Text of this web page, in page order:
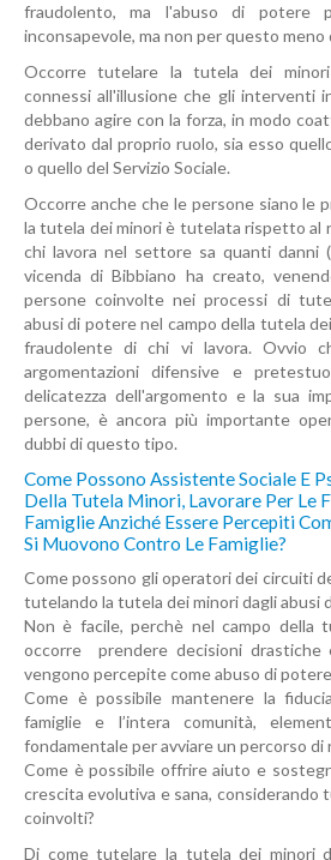
fraudolento, ma l'abuso di potere
inconsapevole, ma non per questo meno
Occorre tutelare la tutela dei
connessi all'illusione che gli interventi
debbano agire con la forza, in modo
derivato dal proprio ruolo, sia esso
o quello del Servizio Sociale.
Occorre anche che le persone siano le
la tutela dei minori è tutelata rispetto al
chi lavora nel settore sa quanti danni
vicenda di Bibbiano ha creato,
persone coinvolte nei processi di
abusi di potere nel campo della tutela
fraudolente di chi vi lavora. Ovvio
argomentazioni difensive e
delicatezza dell'argomento e la sua
persone, è ancora più importante
dubbi di questo tipo.
Come Possono Assistente Sociale E
Della Tutela Minori, Lavorare Per Le
Famiglie Anziché Essere Percepiti
Si Muovono Contro Le Famiglie?
Come possono gli operatori dei circuiti
tutelando la tutela dei minori dagli abusi
Non è facile, perchè nel campo della
occorre prendere decisioni drastiche
vengono percepite come abuso di
Come è possibile mantenere la
famiglie e l’intera comunità,
fondamentale per avviare un percorso di
Come è possibile offrire aiuto e
crescita evolutiva e sana,
coinvolti?
Di come tutelare la tutela dei minori